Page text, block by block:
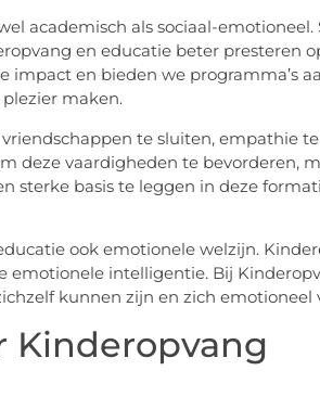
academisch als sociaal-emotioneel.
en educatie beter presteren
impact en bieden we programma’s
maken.
te sluiten, empathie
deze vaardigheden te bevorderen,
sterke basis te leggen in deze
ook emotionele welzijn.
intelligentie. Bij
kunnen zijn en zich emotioneel
Kinderopvang